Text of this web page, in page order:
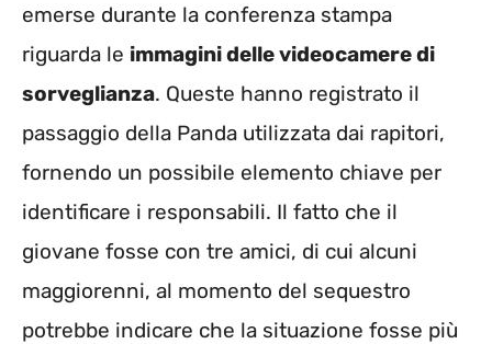
emerse durante la conferenza stampa
riguarda le immagini delle videocamere di
sorveglianza. Queste hanno registrato il
passaggio della Panda utilizzata dai rapitori,
fornendo un possibile elemento chiave per
identificare i responsabili. Il fatto che il
giovane fosse con tre amici, di cui alcuni
maggiorenni, al momento del sequestro
potrebbe indicare che la situazione fosse più